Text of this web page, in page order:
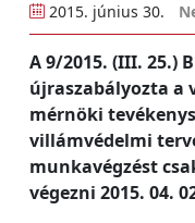
2015. június 30.
A 9/2015. (III. 25.)
újraszabályozta a
mérnöki
villámvédelmi
munkavégzést
végezni 2015. 04.